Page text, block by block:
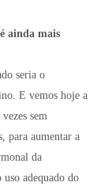
ainda mais
seria o
E vemos hoje a
sem
para aumentar a
da
uso adequado do